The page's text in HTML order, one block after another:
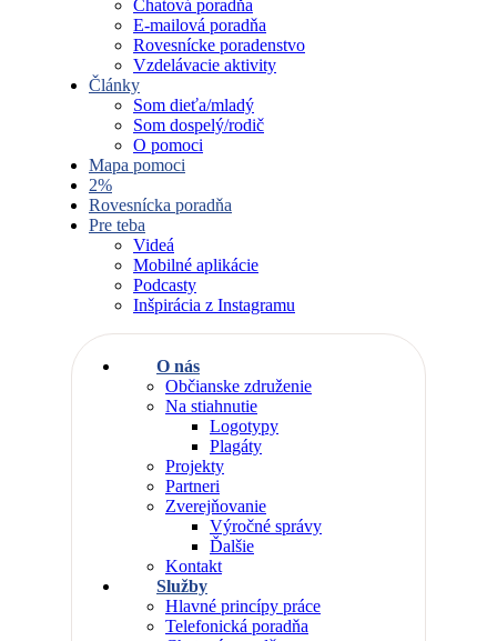
Chatová poradňa
E-mailová poradňa
Rovesnícke poradenstvo
Vzdelávacie aktivity
Články
Som dieťa/mladý
Som dospelý/rodič
O pomoci
Mapa pomoci
2%
Rovesnícka poradňa
Pre teba
Videá
Mobilné aplikácie
Podcasty
Inšpirácia z Instagramu
O nás
Občianske združenie
Na stiahnutie
Logotypy
Plagáty
Projekty
Partneri
Zverejňovanie
Výročné správy
Ďalšie
Kontakt
Služby
Hlavné princípy práce
Telefonická poradňa